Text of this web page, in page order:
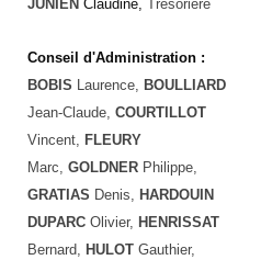
JUNIEN Claudine, Trésorière
Conseil d'Administration :
BOBIS Laurence, BOULLIARD
Jean-Claude,COURTILLOT
Vincent, FLEURY
Marc,GOLDNER Philippe,
GRATIAS Denis, HARDOUIN
DUPARCOlivier, HENRISSAT
Bernard, HULOTGauthier,